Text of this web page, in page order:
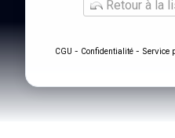
Retour à la
CGU - Confidentialité - Service